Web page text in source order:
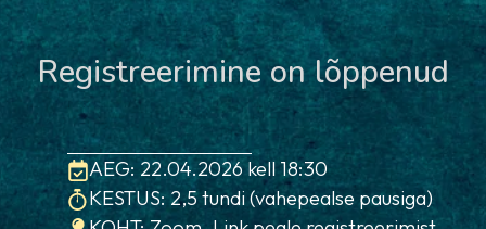
Registreerimine on lõppenud
AEG: 22.04.2026 kell 18:30
KESTUS: 2,5 tundi (vahepealse pausiga)